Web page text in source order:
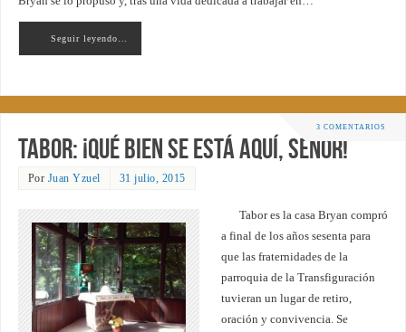
Seguir leyendo…
3 COMENTARIOS
Tabor: ¡qué bien se está aquí, Señor!
Por Juan Yzuel 31 julio, 2015
Tabor es la casa Bryan compró
a final de los años sesenta para
que las fraternidades de la
parroquia de la Transfiguración
tuvieran un lugar de retiro,
oración y convivencia. Se